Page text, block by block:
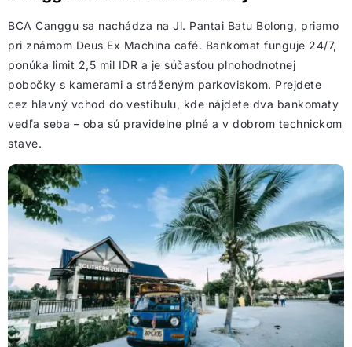
BCA Canggu sa nachádza na Jl. Pantai Batu Bolong, priamo
pri známom Deus Ex Machina café. Bankomat funguje 24/7,
ponúka limit 2,5 mil IDR a je súčasťou plnohodnotnej
pobočky s kamerami a stráženým parkoviskom. Prejdete
cez hlavný vchod do vestibulu, kde nájdete dva bankomaty
vedľa seba – oba sú pravidelne plné a v dobrom technickom
stave.